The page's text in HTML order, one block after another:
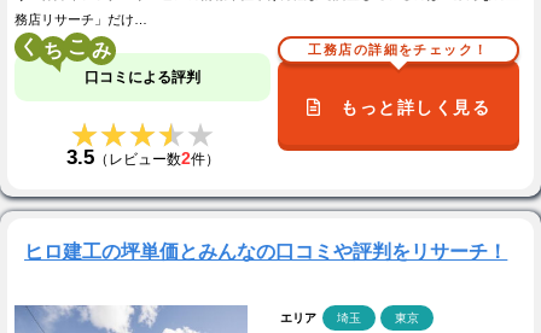
務店リサーチ」だけ…
く こ
口コミによる評判
★★★★★
★★★★★
3.5（レビュー数2件）
工務店の詳細をチェック！
もっと詳しく見る
ヒロ建工の坪単価とみんなの口コミや評判をリサーチ！
エリア 埼玉 東京